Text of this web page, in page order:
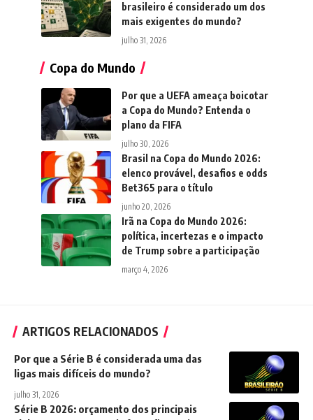
brasileiro é considerado um dos
mais exigentes do mundo?
julho 31, 2026
Copa do Mundo
Por que a UEFA ameaça boicotar
a Copa do Mundo? Entenda o
plano da FIFA
julho 30, 2026
Brasil na Copa do Mundo 2026:
elenco provável, desafios e odds
Bet365 para o título
junho 20, 2026
Irã na Copa do Mundo 2026:
política, incertezas e o impacto
de Trump sobre a participação
março 4, 2026
ARTIGOS RELACIONADOS
Por que a Série B é considerada uma das
ligas mais difíceis do mundo?
julho 31, 2026
Série B 2026: orçamento dos principais